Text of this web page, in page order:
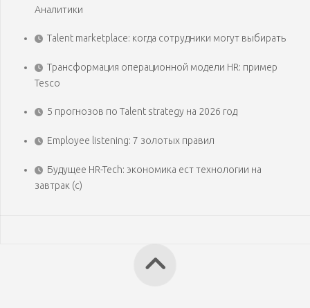
Аналитики
Talent marketplace: когда сотрудники могут выбирать
Трансформация операционной модели HR: пример
Tesco
5 прогнозов по Talent strategy на 2026 год
Employee listening: 7 золотых правил
Будущее HR-Tech: экономика ест технологии на
завтрак (с)